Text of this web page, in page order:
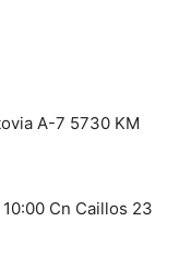
A-7 5730 KM
Cn Caillos 23